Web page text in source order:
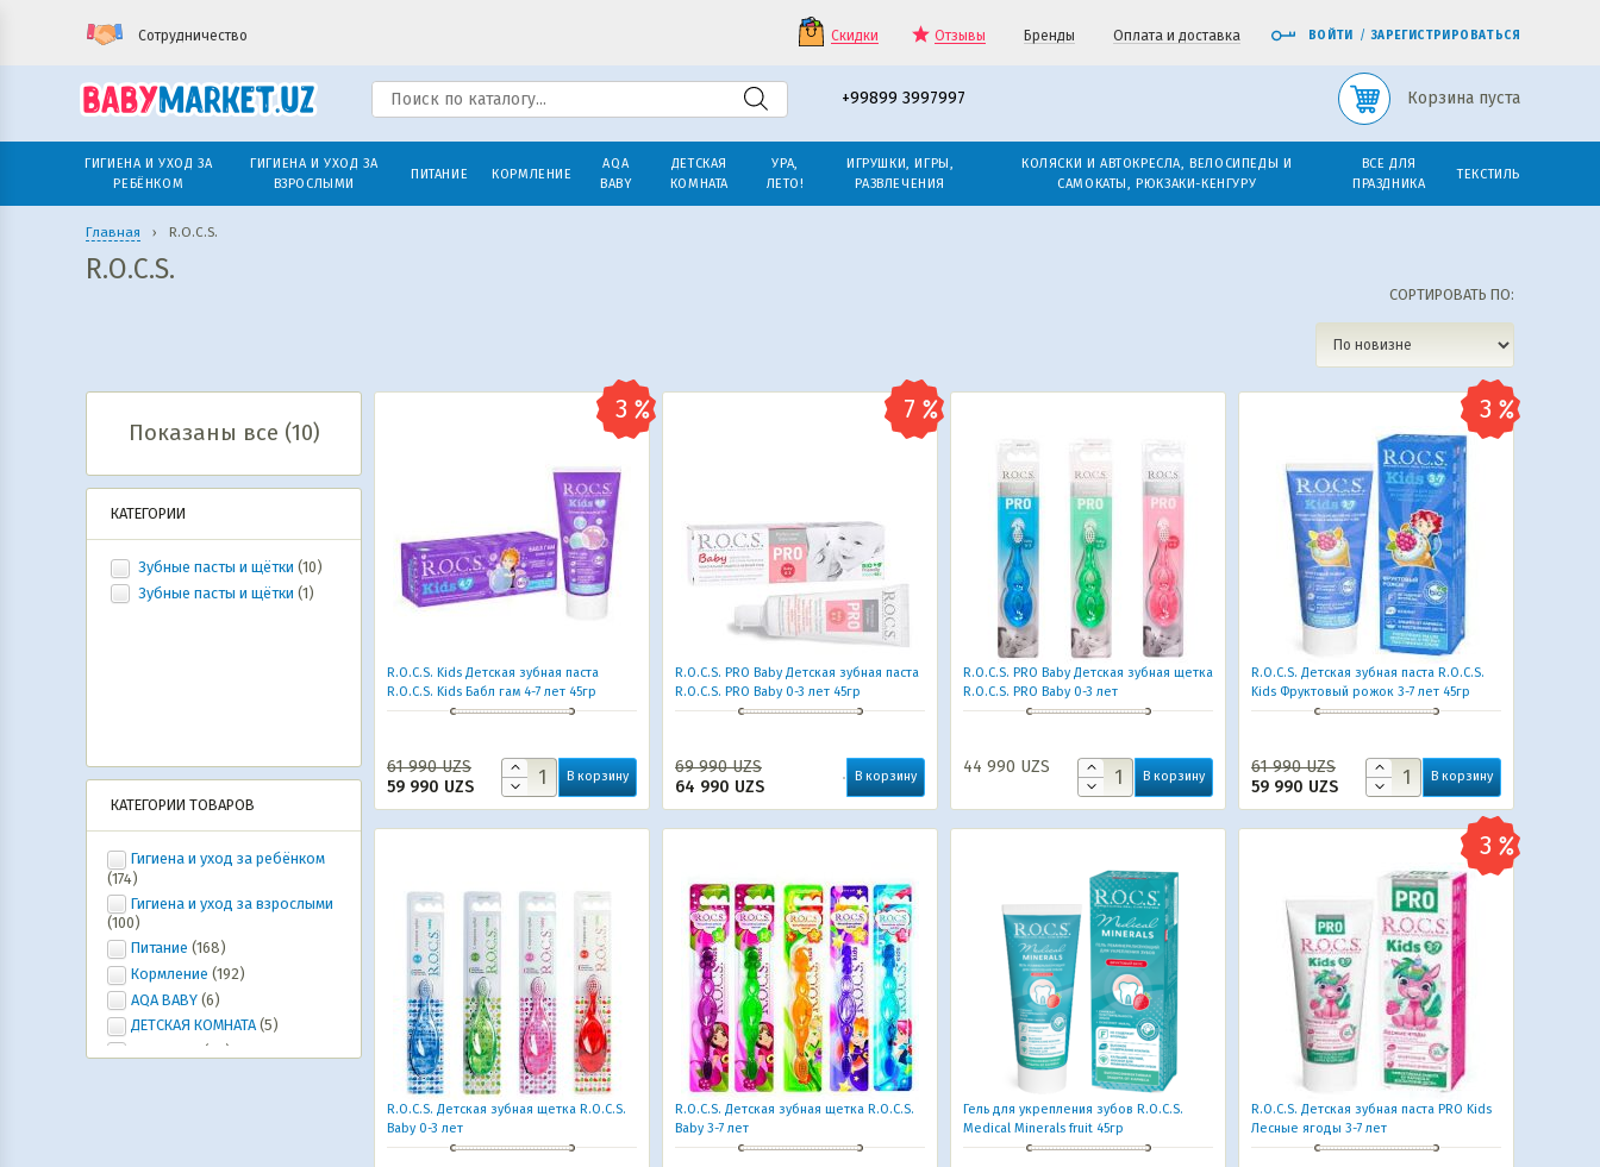
Сотрудничество Скидки Отзывы Бренды Оплата и доставка ВОЙТИ / ЗАРЕГИСТРИРОВАТЬСЯ
+99899 3997997 Корзина пуста
ГИГИЕНА И УХОД ЗА
РЕБЁНКОМ
ГИГИЕНА И УХОД ЗА
ВЗРОСЛЫМИ
ПИТАНИЕ КОРМЛЕНИЕ
AQA
BABY
ДЕТСКАЯ
КОМНАТА
УРА,
ЛЕТО!
ИГРУШКИ, ИГРЫ,
РАЗВЛЕЧЕНИЯ
КОЛЯСКИ И АВТОКРЕСЛА, ВЕЛОСИПЕДЫ И
САМОКАТЫ, РЮКЗАКИ-КЕНГУРУ
ВСЕ ДЛЯ
ПРАЗДНИКА
ТЕКСТИЛЬ
Главная › R.O.C.S.
R.O.C.S.
СОРТИРОВАТЬ ПО:
Показаны все (10)
КАТЕГОРИИ
Зубные пасты и щётки (10)
Зубные пасты и щётки (1)
КАТЕГОРИИ ТОВАРОВ
Гигиена и уход за ребёнком
(174)
Гигиена и уход за взрослыми
(100)
Питание (168)
Кормление (192)
AQA BABY (6)
ДЕТСКАЯ КОМНАТА (5)
(20)
R.O.C.S. Kids Детская зубная паста
R.O.C.S. Kids Бабл гам 4-7 лет 45гр
61 990UZS
59 990 UZS
В корзину
R.O.C.S. PRO Baby Детская зубная паста
R.O.C.S. PRO Baby 0-3 лет 45гр
69 990UZS
64 990 UZS
В корзину
R.O.C.S. PRO Baby Детская зубная щетка
R.O.C.S. PRO Baby 0-3 лет
44 990 UZS В корзину
R.O.C.S. Детская зубная паста R.O.C.S.
Kids Фруктовый рожок 3-7 лет 45гр
61 990UZS
59 990 UZS
В корзину
R.O.C.S. Детская зубная щетка R.O.C.S.
Baby 0-3 лет
R.O.C.S. Детская зубная щетка R.O.C.S.
Baby 3-7 лет
Гель для укрепления зубов R.O.C.S.
Medical Minerals fruit 45гр
R.O.C.S. Детская зубная паста PRO Kids
Лесные ягоды 3-7 лет